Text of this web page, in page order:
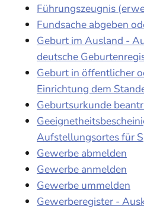
Führungszeugnis
Fundsache abgeben
Geburt im Ausland -
deutsche
Geburt in öffentlicher
Einrichtung dem
Geburtsurkunde
Aufstellungsortes für
Gewerbe abmelden
Gewerbe anmelden
Gewerbe ummelden
Gewerberegister -